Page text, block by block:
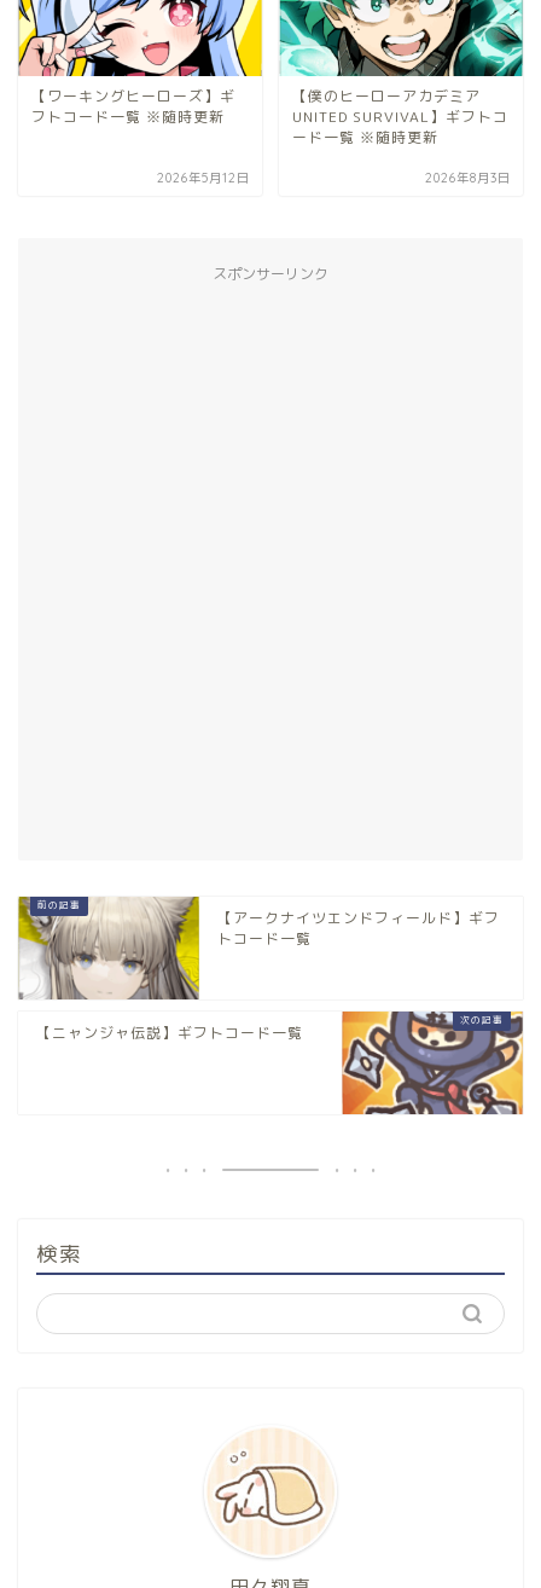
【ワーキングヒーローズ】ギ
フトコード一覧 ※随時更新
2026年5月12日
【僕のヒーローアカデミア
UNITED SURVIVAL】ギフトコ
ード一覧 ※随時更新
2026年8月3日
スポンサーリンク
【アークナイツエンドフィールド】ギフ
トコード一覧
【ニャンジャ伝説】ギフトコード一覧
検索